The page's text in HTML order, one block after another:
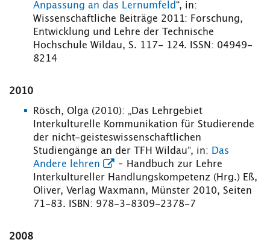
Anpassung an das Lernumfeld“, in:
Wissenschaftliche Beiträge 2011: Forschung,
Entwicklung und Lehre der Technische
Hochschule Wildau, S. 117- 124. ISSN: 04949-
8214
2010
Rösch, Olga (2010): „Das Lehrgebiet
Interkulturelle Kommunikation für Studierende
der nicht-geisteswissenschaftlichen
Studiengänge an der TFH Wildau“, in: Das
Andere lehren
– Handbuch zur Lehre
Interkultureller Handlungskompetenz (Hrg.) Eß,
Oliver, Verlag Waxmann, Münster 2010, Seiten
71-83. ISBN: 978-3-8309-2378-7
2008